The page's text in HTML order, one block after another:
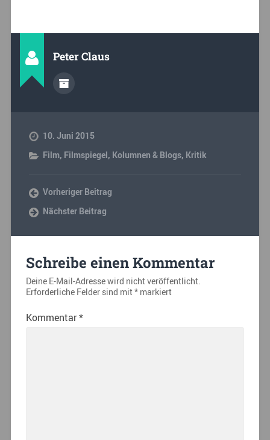
Peter Claus
10. Juni 2015
Film, Filmspiegel, Kolumnen & Blogs, Kritik
Vorheriger Beitrag
Nächster Beitrag
Schreibe einen Kommentar
Deine E-Mail-Adresse wird nicht veröffentlicht.
Erforderliche Felder sind mit*markiert
Kommentar*